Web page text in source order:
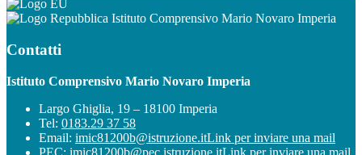
Istituto Comprensivo Mario Novaro Imperia
Contatti
Istituto Comprensivo Mario Novaro Imperia
Largo Ghiglia, 19 – 18100 Imperia
Tel: 0183.29 37 58
Email: imic81200b@istruzione.itLink per inviare una mail
PEC: imic81200b@pec.istruzione.itLink per inviare una mail